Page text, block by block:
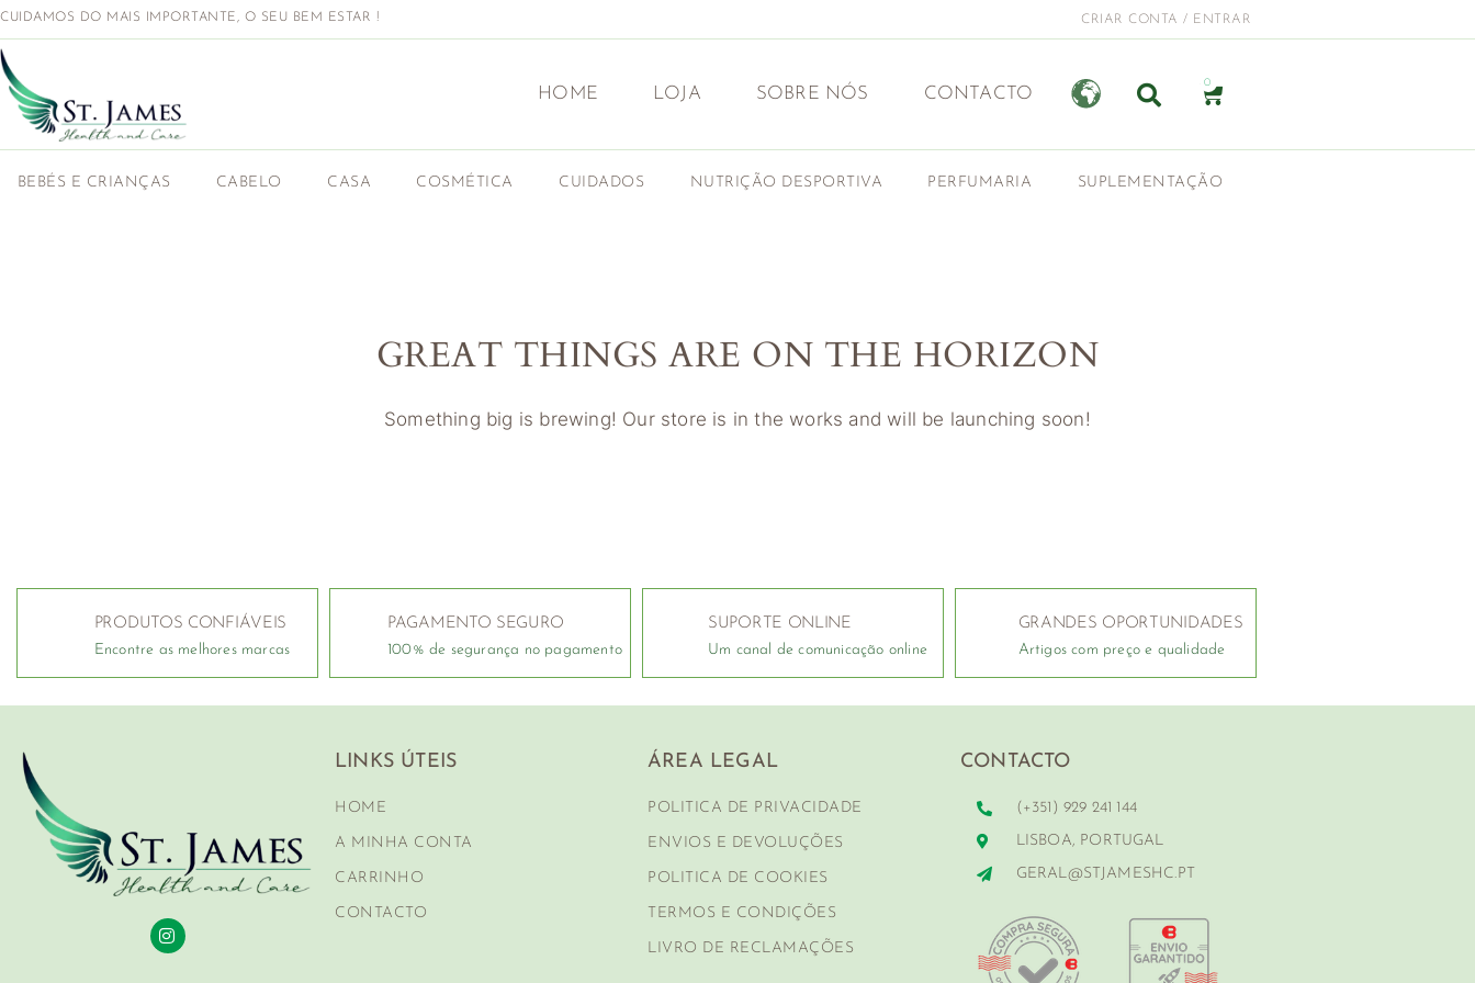
CUIDAMOS DO MAIS IMPORTANTE, O SEU BEM ESTAR ! CRIAR CONTA / ENTRAR
HOME LOJA SOBRE NÓS CONTACTO
0
BEBÉS E CRIANÇAS CABELO CASA COSMÉTICA CUIDADOS NUTRIÇÃO DESPORTIVA PERFUMARIA SUPLEMENTAÇÃO
GREAT THINGS ARE ON THE HORIZON
Something big is brewing! Our store is in the works and will be launching soon!
PRODUTOS CONFIÁVEIS
Encontre as melhores marcas
PAGAMENTO SEGURO
100% de segurança no pagamento
SUPORTE ONLINE
Um canal de comunicação online
GRANDES OPORTUNIDADES
Artigos com preço e qualidade
LINKS ÚTEIS
HOME
A MINHA CONTA
CARRINHO
CONTACTO
ÁREA LEGAL
POLITICA DE PRIVACIDADE
ENVIOS E DEVOLUÇÕES
POLITICA DE COOKIES
TERMOS E CONDIÇÕES
LIVRO DE RECLAMAÇÕES
CONTACTO
(+351) 929 241 144
LISBOA, PORTUGAL
GERAL@STJAMESHC.PT